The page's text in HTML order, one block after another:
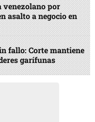
venezolano por
asalto a negocio en
fallo: Corte mantiene
garífunas